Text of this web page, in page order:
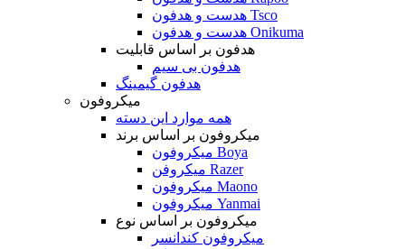
هدست و هدفون Tsco
هدست و هدفون Onikuma
هدفون بر اساس قابلیت
هدفون بی سیم
هدفون گیمینگ
میکروفون
همه موارد این دسته
میکروفون بر اساس برند
میکروفون Boya
میکروفن Razer
میکروفون Maono
میکروفون Yanmai
میکروفون بر اساس نوع
میکروفون کندانسر